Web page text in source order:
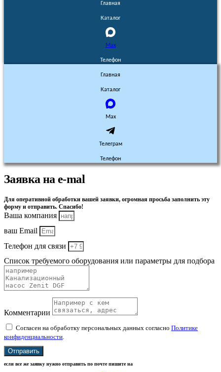
Главная
Каталог
Max
Телефон
Главная
Каталог
Max
Телеграм
Телефон
Заявка на e-mal
Для оперативной обработки вашей заявки, огромная просьба заполнить эту
форму и отправить. Спасибо!
Ваша компания
ваш Email
Телефон для связи
Список требуемого оборудования или параметры для подбора
Комментарии
Согласен на обработку персональных данных согласно Политике
конфиденциальности.
Отправить
если все же заявку нужно отправить по почте пишите на